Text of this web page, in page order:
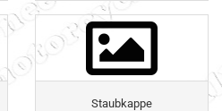
Staubkappe